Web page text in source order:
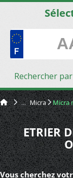
Micra Micra
ETRIER
Vous cherchez